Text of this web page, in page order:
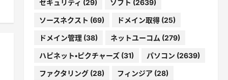
セキュリティ (29) ソフト (2639)
ソースネクスト (69) ドメイン取得(25)
ドメイン管理(38) ネットユーコム (279)
ハピネット・ピクチャーズ(31) パソコン (2639)
ファクタリング(28) フィンジア(28)